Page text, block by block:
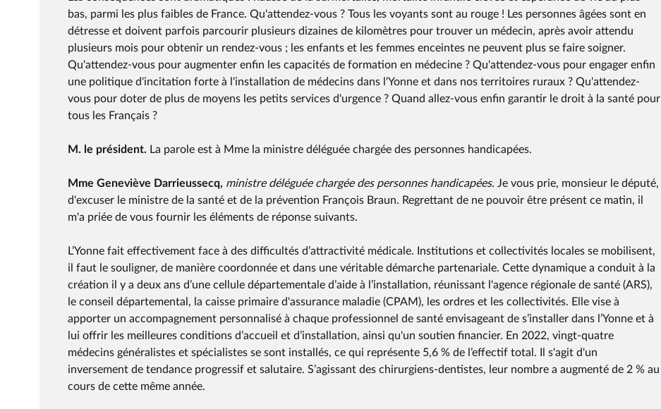
bas, parmi les plus faibles de France. Qu'attendez-vous ? Tous les voyants sont au rouge ! Les personnes âgées sont en
détresse et doivent parfois parcourir plusieurs dizaines de kilomètres pour trouver un médecin, après avoir attendu
plusieurs mois pour obtenir un rendez-vous ; les enfants et les femmes enceintes ne peuvent plus se faire soigner.
Qu'attendez-vous pour augmenter enfin les capacités de formation en médecine ? Qu'attendez-vous pour engager enfin
une politique d'incitation forte à l'installation de médecins dans l'Yonne et dans nos territoires ruraux ? Qu'attendez-
vous pour doter de plus de moyens les petits services d'urgence ? Quand allez-vous enfin garantir le droit à la santé pour
tous les Français ?
M. le président. La parole est à Mme la ministre déléguée chargée des personnes handicapées.
Mme Geneviève Darrieussecq, ministre déléguée chargée des personnes handicapées. Je vous prie, monsieur le député,
d'excuser le ministre de la santé et de la prévention François Braun. Regrettant de ne pouvoir être présent ce matin, il
m'a priée de vous fournir les éléments de réponse suivants.
L’Yonne fait effectivement face à des difficultés d’attractivité médicale. Institutions et collectivités locales se mobilisent,
il faut le souligner, de manière coordonnée et dans une véritable démarche partenariale. Cette dynamique a conduit à la
création il y a deux ans d’une cellule départementale d’aide à l’installation, réunissant l'agence régionale de santé (ARS),
le conseil départemental, la caisse primaire d'assurance maladie (CPAM), les ordres et les collectivités. Elle vise à
apporter un accompagnement personnalisé à chaque professionnel de santé envisageant de s’installer dans l’Yonne et à
lui offrir les meilleures conditions d’accueil et d’installation, ainsi qu'un soutien financier. En 2022, vingt-quatre
médecins généralistes et spécialistes se sont installés, ce qui représente 5,6 % de l’effectif total. Il s'agit d'un
inversement de tendance progressif et salutaire. S’agissant des chirurgiens-dentistes, leur nombre a augmenté de 2 % au
cours de cette même année.